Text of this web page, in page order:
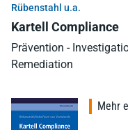
Rübenstahl u.a.
Kartell Compliance
Prävention -
Remediation
Mehr